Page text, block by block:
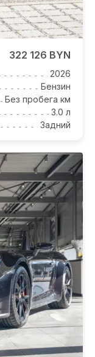
322 126 BYN
2026
Бензин
Без пробега км
3.0 л
Задний